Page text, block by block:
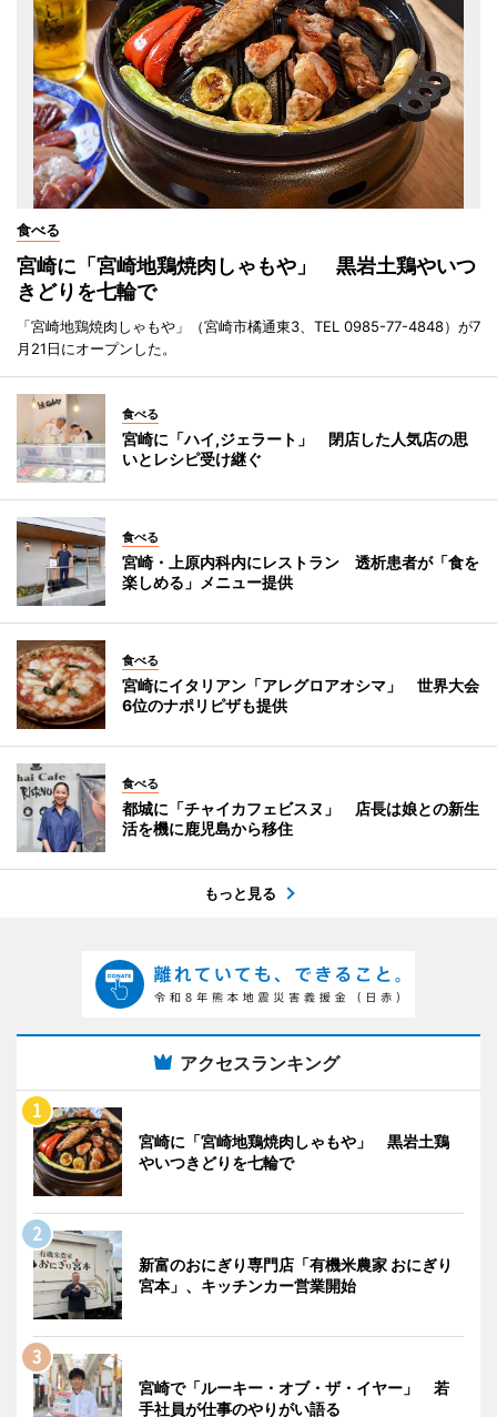
食べる
宮崎に「宮崎地鶏焼肉しゃもや」 黒岩土鶏やいつ
きどりを七輪で
「宮崎地鶏焼肉しゃもや」（宮崎市橘通東3、TEL 0985-77-4848）が7
月21日にオープンした。
食べる
宮崎に「ハイ,ジェラート」 閉店した人気店の思
いとレシピ受け継ぐ
食べる
宮崎・上原内科内にレストラン 透析患者が「食を
楽しめる」メニュー提供
食べる
宮崎にイタリアン「アレグロアオシマ」 世界大会
6位のナポリピザも提供
食べる
都城に「チャイカフェビスヌ」 店長は娘との新生
活を機に鹿児島から移住
もっと見る
アクセスランキング
宮崎に「宮崎地鶏焼肉しゃもや」 黒岩土鶏
やいつきどりを七輪で
新富のおにぎり専門店「有機米農家 おにぎり
宮本」、キッチンカー営業開始
宮崎で「ルーキー・オブ・ザ・イヤー」 若
手社員が仕事のやりがい語る